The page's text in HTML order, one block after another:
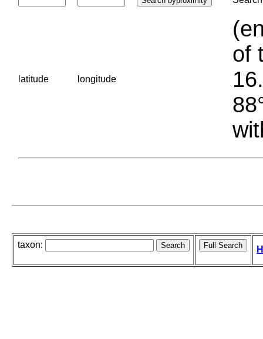
latitude longitude
of
taxon: